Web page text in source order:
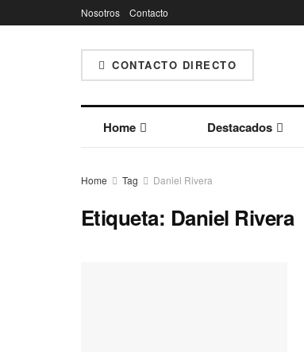
Nosotros Contacto
CONTACTO DIRECTO
Home Destacados
Home Tag Daniel Rivera
Etiqueta: Daniel Rivera